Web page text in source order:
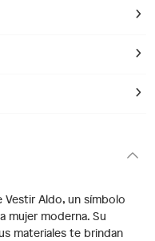
Aldo, un símbolo
mujer moderna. Su
materiales te brindan